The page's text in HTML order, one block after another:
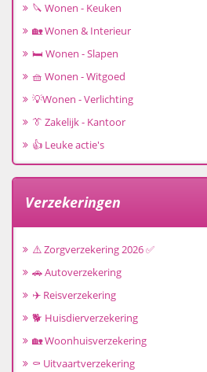
🔪 Wonen - Keuken
🏡 Wonen & Interieur
🛏️ Wonen - Slapen
🧺 Wonen - Witgoed
💡Wonen - Verlichting
👔 Zakelijk - Kantoor
👍 Leuke actie's
Verzekeringen
⚠️ Zorgverzekering 2026 ✅
🚗 Autoverzekering
✈️ Reisverzekering
🐕 Huisdierverzekering
🏡 Woonhuisverzekering
⚰️ Uitvaartverzekering